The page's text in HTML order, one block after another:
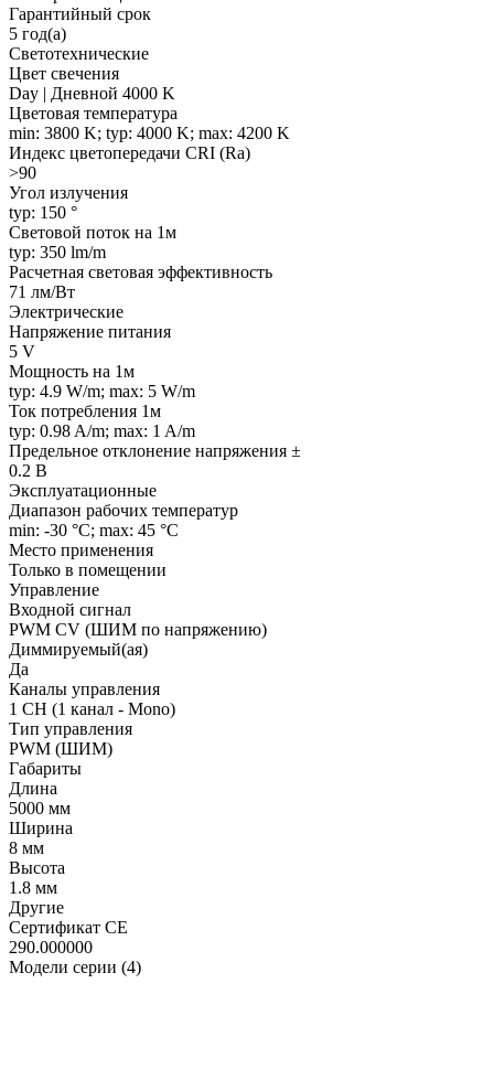
Гарантийный срок
5 год(а)
Светотехнические
Цвет свечения
Day | Дневной 4000 K
Цветовая температура
min: 3800 K; typ: 4000 K; max: 4200 K
Индекс цветопередачи CRI (Ra)
>90
Угол излучения
typ: 150 °
Световой поток на 1м
typ: 350 lm/m
Расчетная световая эффективность
71 лм/Вт
Электрические
Напряжение питания
5 V
Мощность на 1м
typ: 4.9 W/m; max: 5 W/m
Ток потребления 1м
typ: 0.98 A/m; max: 1 A/m
Предельное отклонение напряжения ±
0.2 В
Эксплуатационные
Диапазон рабочих температур
min: -30 °C; max: 45 °C
Место применения
Только в помещении
Управление
Входной сигнал
PWM СV (ШИМ по напряжению)
Диммируемый(ая)
Да
Каналы управления
1 CH (1 канал - Mono)
Тип управления
PWM (ШИМ)
Габариты
Длина
5000 мм
Ширина
8 мм
Высота
1.8 мм
Другие
Сертификат CE
290.000000
Модели серии (4)